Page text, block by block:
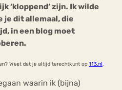
‘kloppend’ zijn. Ik wilde
je dit allemaal, die
in een blog moet
Weet dat je altijd terechtkunt op 113.nl.
waarin ik (bijna)
Sport
Trauma
Angst